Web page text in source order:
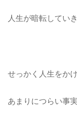
人生が暗転してい
せっかく人生をか
あまりにつらい事